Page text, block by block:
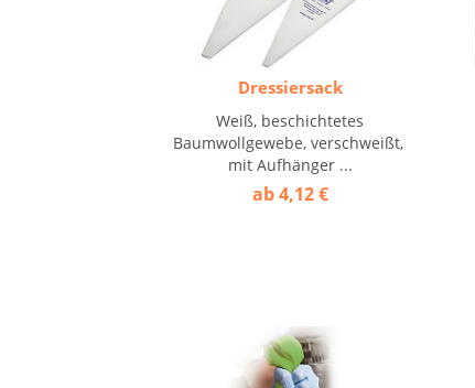
Dressiersack
Weiß, beschichtetes
Baumwollgewebe, verschweißt,
mit Aufhänger ...
ab 4,12 €